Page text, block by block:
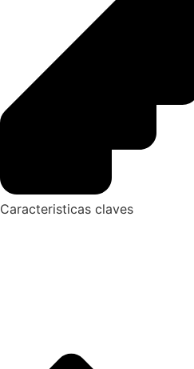
Caracteristicas claves